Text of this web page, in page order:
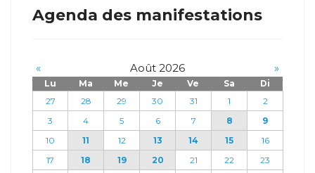
Agenda des manifestations
« Août 2026 »
Lu Ma Me Je Ve Sa
Di
27
28 29 30 31 1
2
3
4 5 6 7 8
9
10
11 12 13 14 15
16
17
18 19 20 21 22
23